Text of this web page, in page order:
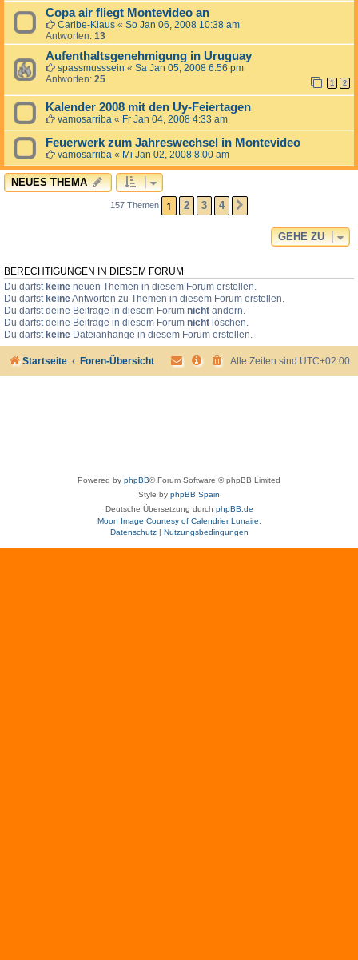
Copa air fliegt Montevideo an
Caribe-Klaus « So Jan 06, 2008 10:38 am
Antworten: 13
Aufenthaltsgenehmigung in Uruguay
spassmusssein « Sa Jan 05, 2008 6:56 pm
Antworten: 25 1 2
Kalender 2008 mit den Uy-Feiertagen
vamosarriba « Fr Jan 04, 2008 4:33 am
Feuerwerk zum Jahreswechsel in Montevideo
vamosarriba « Mi Jan 02, 2008 8:00 am
NEUES THEMA
157 Themen 1 2 3 4
GEHE ZU
BERECHTIGUNGEN IN DIESEM FORUM
Du darfst keine neuen Themen in diesem Forum erstellen.
Du darfst keineAntworten zu Themen in diesem Forum erstellen.
Du darfst deine Beiträge in diesem Forum nicht ändern.
Du darfst deine Beiträge in diesem Forum nicht löschen.
Du darfst keine Dateianhänge in diesem Forum erstellen.
Startseite Foren-Übersicht Alle Zeiten sind UTC+02:00
Powered by phpBB® Forum Software © phpBB Limited
Style by phpBB Spain
Deutsche Übersetzung durch phpBB.de
Moon Image Courtesy of Calendrier Lunaire.
Datenschutz| Nutzungsbedingungen